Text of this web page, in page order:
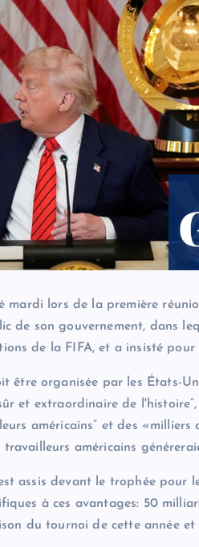
mardi lors de la première
de son gouvernement, dans
de la FIFA, et a insisté
être organisée par les États-
et extraordinaire de
américains” et des «milliers
américains
assis devant le trophée pour
à ces avantages: 50
du tournoi de cette année et